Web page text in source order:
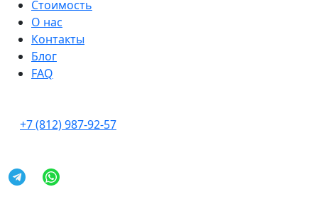
Стоимость
О нас
Контакты
Блог
FAQ
+7 (812) 987-92-57